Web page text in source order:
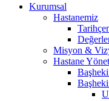
Kurumsal
Hastanemiz
Misyon &
Hastane